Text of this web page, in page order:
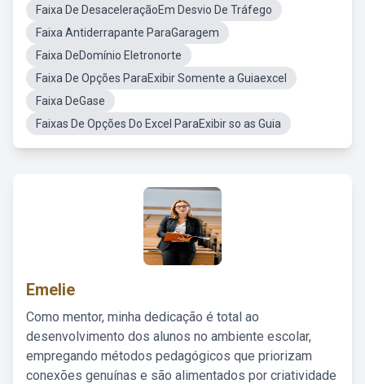
Faixa De DesaceleraçãoEm Desvio De Tráfego
Faixa Antiderrapante ParaGaragem
Faixa DeDomínio Eletronorte
Faixa De Opções ParaExibir Somente a Guiaexcel
Faixa DeGase
Faixas De Opções Do Excel ParaExibir so as Guia
Emelie
Como mentor, minha dedicação é total ao
desenvolvimento dos alunos no ambiente escolar,
empregando métodos pedagógicos que priorizam
conexões genuínas e são alimentados por criatividade